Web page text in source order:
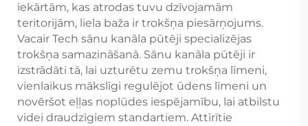
iekārtām, kas atrodas tuvu dzīvojamām
teritorijām, liela baža ir trokšņa piesārņojums.
Vacair Tech sānu kanāla pūtēji specializējas
trokšņa samazināšanā. Sānu kanāla pūtēji ir
izstrādāti tā, lai uzturētu zemu trokšņa līmeni,
vienlaikus mākslīgi regulējot ūdens līmeni un
novēršot eļļas noplūdes iespējamību, lai atbilstu
videi draudzīgiem standartiem. Attīrītie